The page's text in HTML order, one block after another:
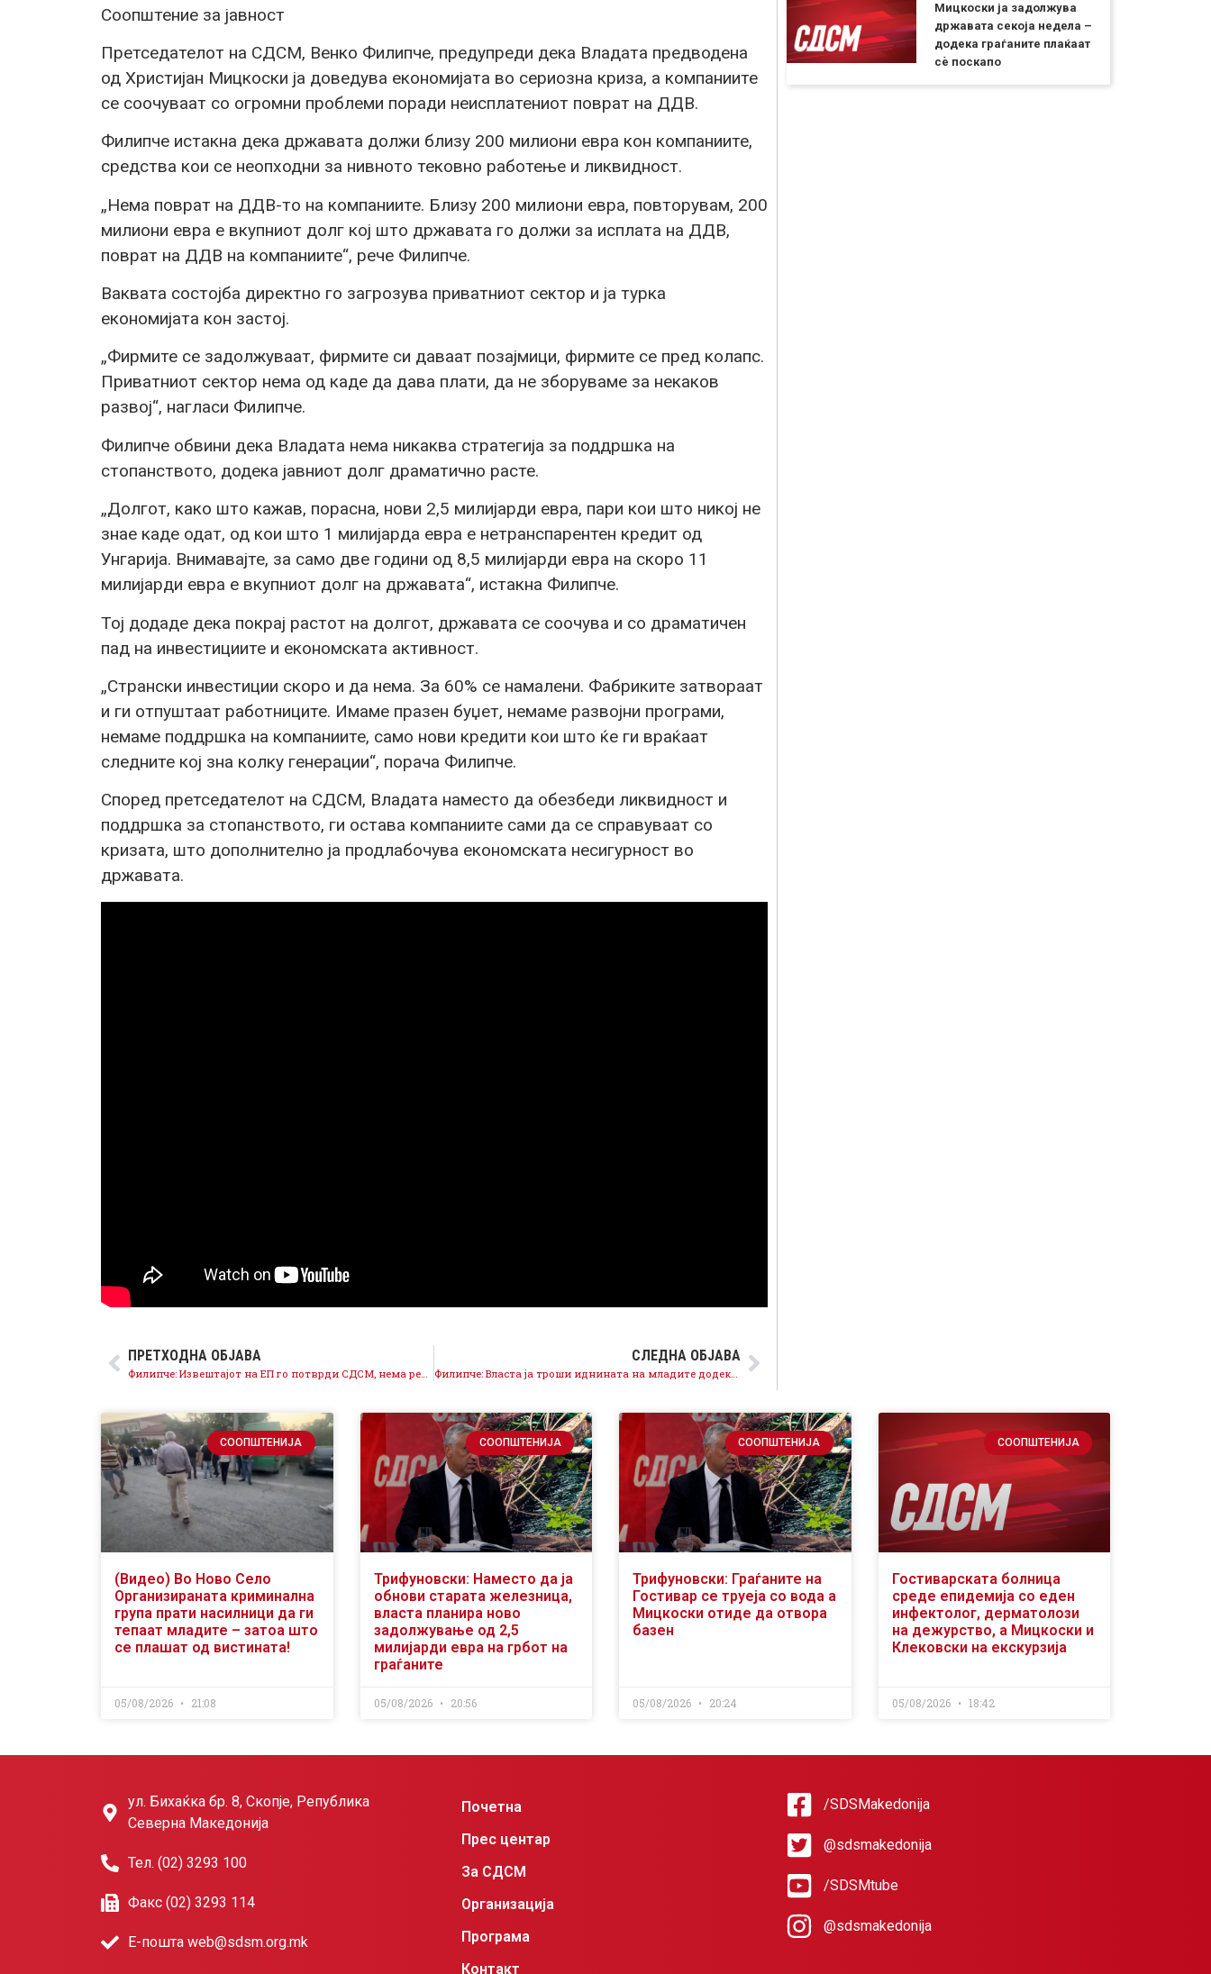
Соопштение за јавност
Претседателот на СДСМ, Венко Филипче, предупреди дека Владата предводена
од Христијан Мицкоски ја доведува економијата во сериозна криза, а компаниите
се соочуваат со огромни проблеми поради неисплатениот поврат на ДДВ.
Филипче истакна дека државата должи близу 200 милиони евра кон компаниите,
средства кои се неопходни за нивното тековно работење и ликвидност.
„Нема поврат на ДДВ-то на компаниите. Близу 200 милиони евра, повторувам, 200
милиони евра е вкупниот долг кој што државата го должи за исплата на ДДВ,
поврат на ДДВ на компаниите“, рече Филипче.
Ваквата состојба директно го загрозува приватниот сектор и ја турка
економијата кон застој.
„Фирмите се задолжуваат, фирмите си даваат позајмици, фирмите се пред колапс.
Приватниот сектор нема од каде да дава плати, да не зборуваме за некаков
развој“, нагласи Филипче.
Филипче обвини дека Владата нема никаква стратегија за поддршка на
стопанството, додека јавниот долг драматично расте.
„Долгот, како што кажав, порасна, нови 2,5 милијарди евра, пари кои што никој не
знае каде одат, од кои што 1 милијарда евра е нетранспарентен кредит од
Унгарија. Внимавајте, за само две години од 8,5 милијарди евра на скоро 11
милијарди евра е вкупниот долг на државата“, истакна Филипче.
Тој додаде дека покрај растот на долгот, државата се соочува и со драматичен
пад на инвестициите и економската активност.
„Странски инвестиции скоро и да нема. За 60% се намалени. Фабриките затвораат
и ги отпуштаат работниците. Имаме празен буџет, немаме развојни програми,
немаме поддршка на компаниите, само нови кредити кои што ќе ги враќаат
следните кој зна колку генерации“, порача Филипче.
Според претседателот на СДСМ, Владата наместо да обезбеди ликвидност и
поддршка за стопанството, ги остава компаниите сами да се справуваат со
кризата, што дополнително ја продлабочува економската несигурност во
државата.
ПРЕТХОДНА ОБЈАВА
Филипче: Извештајот на ЕП го потврди СДСМ, нема реформи, нема борба против корупцијата, нема напредок
СЛЕДНА ОБЈАВА
Филипче: Власта ја троши иднината на младите додека младите ги пакуваат куферите
Мицкоски ја задолжува
државата секоја недела –
додека граѓаните плаќаат
сѐ поскапо
СООПШТЕНИЈА
(Видео) Во Ново Село
Организираната криминална
група прати насилници да ги
тепаат младите – затоа што
се плашат од вистината!
05/08/2026 21:08
СООПШТЕНИЈА
Трифуновски: Наместо да ја
обнови старата железница,
власта планира ново
задолжување од 2,5
милијарди евра на грбот на
граѓаните
05/08/2026 20:56
СООПШТЕНИЈА
Трифуновски: Граѓаните на
Гостивар се труеја со вода а
Мицкоски отиде да отвора
базен
05/08/2026 20:24
СООПШТЕНИЈА
Гостиварската болница
среде епидемија со еден
инфектолог, дерматолози
на дежурство, а Мицкоски и
Клековски на екскурзија
05/08/2026 18:42
ул. Бихаќка бр. 8, Скопје, Република
Северна Македонија
Тел. (02) 3293 100
Факс (02) 3293 114
Е-пошта web@sdsm.org.mk
Почетна
Прес центар
За СДСМ
Организација
Програма
Контакт
/SDSMakedonija
@sdsmakedonija
/SDSMtube
@sdsmakedonija